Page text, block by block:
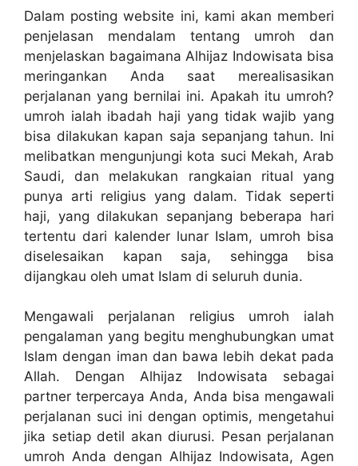
Dalam posting website ini, kami akan memberi
penjelasan mendalam tentang umroh dan
menjelaskan bagaimana Alhijaz Indowisata bisa
meringankan Anda saat merealisasikan
perjalanan yang bernilai ini. Apakah itu umroh?
umroh ialah ibadah haji yang tidak wajib yang
bisa dilakukan kapan saja sepanjang tahun. Ini
melibatkan mengunjungi kota suci Mekah, Arab
Saudi, dan melakukan rangkaian ritual yang
punya arti religius yang dalam. Tidak seperti
haji, yang dilakukan sepanjang beberapa hari
tertentu dari kalender lunar Islam, umroh bisa
diselesaikan kapan saja, sehingga bisa
dijangkau oleh umat Islam di seluruh dunia.
Mengawali perjalanan religius umroh ialah
pengalaman yang begitu menghubungkan umat
Islam dengan iman dan bawa lebih dekat pada
Allah. Dengan Alhijaz Indowisata sebagai
partner terpercaya Anda, Anda bisa mengawali
perjalanan suci ini dengan optimis, mengetahui
jika setiap detil akan diurusi. Pesan perjalanan
umroh Anda dengan Alhijaz Indowisata, Agen